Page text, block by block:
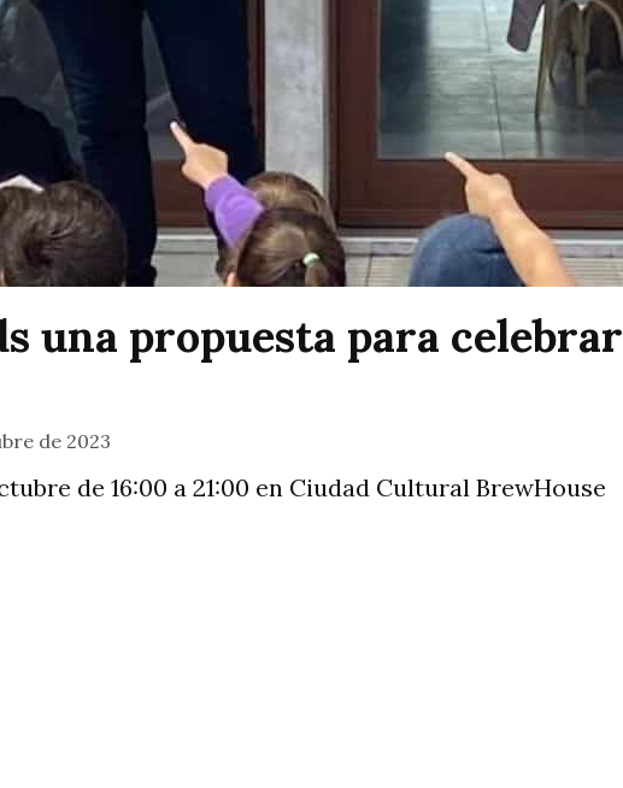
una propuesta para celebrar
de 2023
de 16:00 a 21:00 en Ciudad Cultural BrewHouse